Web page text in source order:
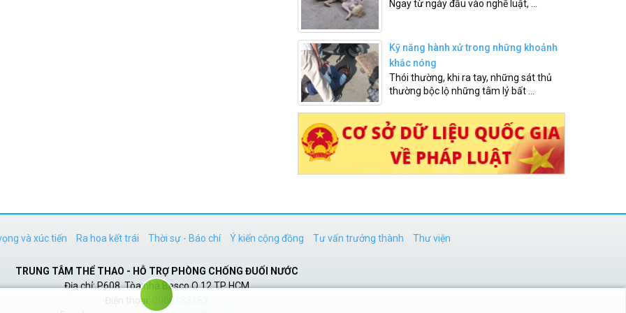
Ngay từ ngày đầu vào nghề luật, ...
Kỹ năng hành xử trong những khoảnh
khắc nóng
Thói thường, khi ra tay, những sát thủ
thường bộc lộ những tâm lý bất ...
và xúc tiến Ra hoa kết trái Thời sự - Báo chí Ý kiến cộng đồng Tư vấn trưởng thành Thư viện
TRUNG TÂM THỂ THAO - HỖ TRỢ PHÒNG CHỐNG ĐUỐI NƯỚC
Địa chỉ: P608. Tòa nhà Besco Q.12 TP HCM
Điện thoại:
0968133153